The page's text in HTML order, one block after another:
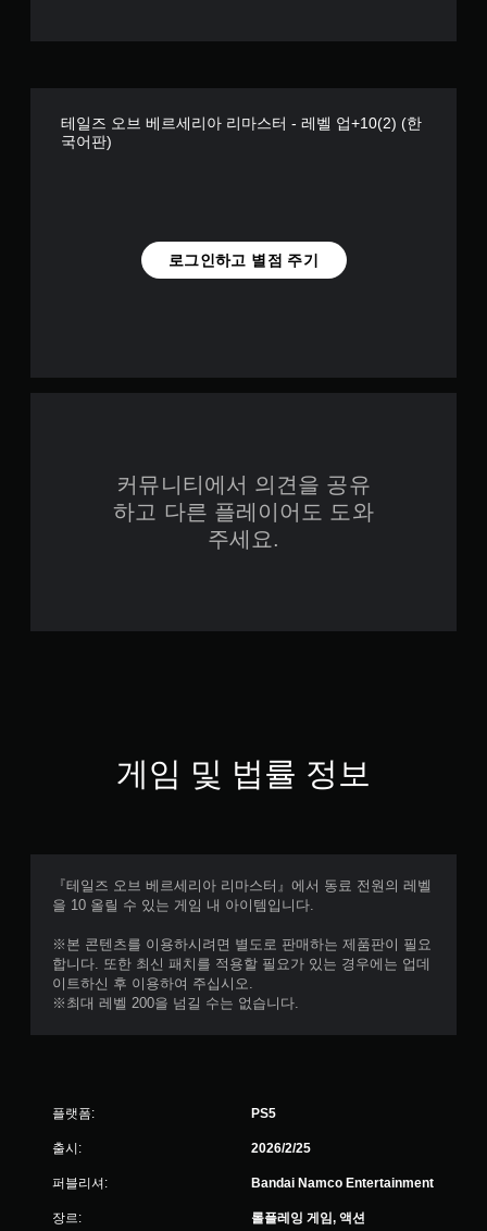
테일즈 오브 베르세리아 리마스터 - 레벨 업+10(2) (한
국어판)
로그인하고 별점 주기
커뮤니티에서 의견을 공유
하고 다른 플레이어도 도와
주세요.
게임 및 법률 정보
『테일즈 오브 베르세리아 리마스터』에서 동료 전원의 레벨
을 10 올릴 수 있는 게임 내 아이템입니다.
※본 콘텐츠를 이용하시려면 별도로 판매하는 제품판이 필요
합니다. 또한 최신 패치를 적용할 필요가 있는 경우에는 업데
이트하신 후 이용하여 주십시오.
※최대 레벨 200을 넘길 수는 없습니다.
플랫폼: PS5
출시: 2026/2/25
퍼블리셔: Bandai Namco Entertainment
장르: 롤플레잉 게임, 액션